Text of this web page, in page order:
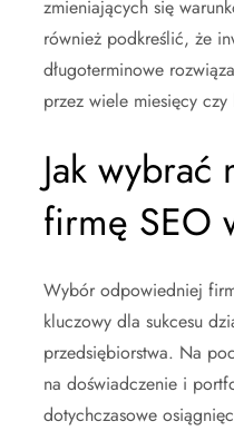
zmieniających się
również podkreślić, że
długoterminowe
przez wiele miesięcy czy
Jak wybrać
firmę SEO
Wybór odpowiedniej
kluczowy dla sukcesu
przedsiębiorstwa. Na
na doświadczenie i
dotychczasowe